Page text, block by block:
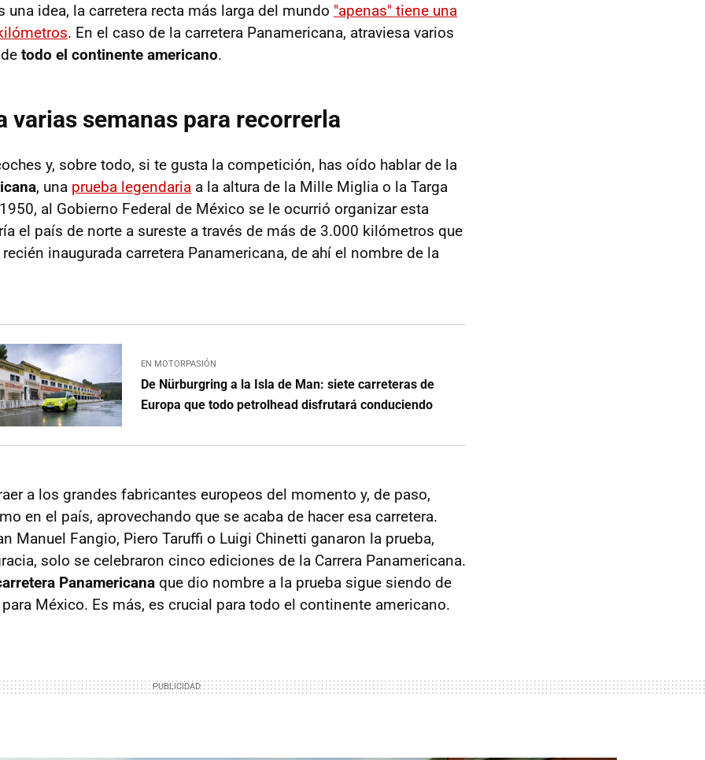
una idea, la carretera recta más larga del mundo "apenas" tiene una
. En el caso de la carretera Panamericana, atraviesa varios
todo el continente americano.
varias semanas para recorrerla
y, sobre todo, si te gusta la competición, has oído hablar de la
, una prueba legendaria a la altura de la Mille Miglia o la Targa
al Gobierno Federal de México se le ocurrió organizar esta
el país de norte a sureste a través de más de 3.000 kilómetros que
inaugurada carretera Panamericana, de ahí el nombre de la
EN MOTORPASIÓN
De Nürburgring a la Isla de Man: siete carreteras de
Europa que todo petrolhead disfrutará conduciendo
a los grandes fabricantes europeos del momento y, de paso,
en el país, aprovechando que se acaba de hacer esa carretera.
Manuel Fangio, Piero Taruffi o Luigi Chinetti ganaron la prueba,
solo se celebraron cinco ediciones de la Carrera Panamericana.
Panamericana que dio nombre a la prueba sigue siendo de
México. Es más, es crucial para todo el continente americano.